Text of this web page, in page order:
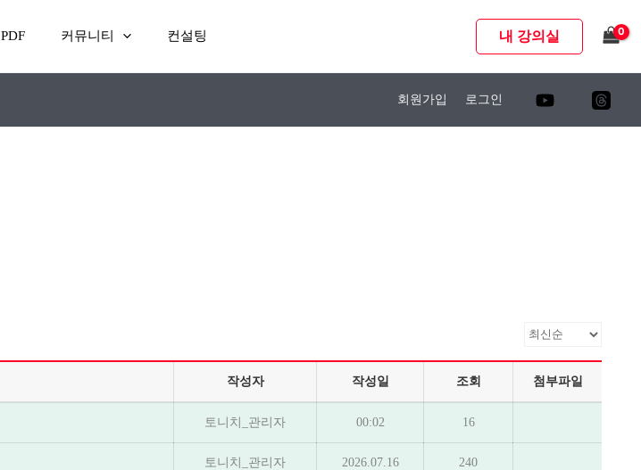
PDF 커뮤니티 컨설팅 내 강의실
회원가입 로그인
작성자 작성일 조회 첨부파일
토니치_관리자 00:02 16
토니치_관리자 2026.07.16 240